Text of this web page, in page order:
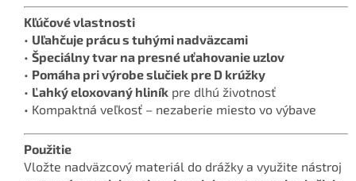
Kľúčové vlastnosti
• Uľahčuje prácu s tuhými nadväzcami
• Špeciálny tvar na presné uťahovanie uzlov
• Pomáha pri výrobe slučiek pre D krúžky
• Ľahký eloxovaný hliník pre dlhú životnosť
• Kompaktná veľkosť – nezaberie miesto vo výbave
Použitie
Vložte nadväzcový materiál do drážky a využite nástroj